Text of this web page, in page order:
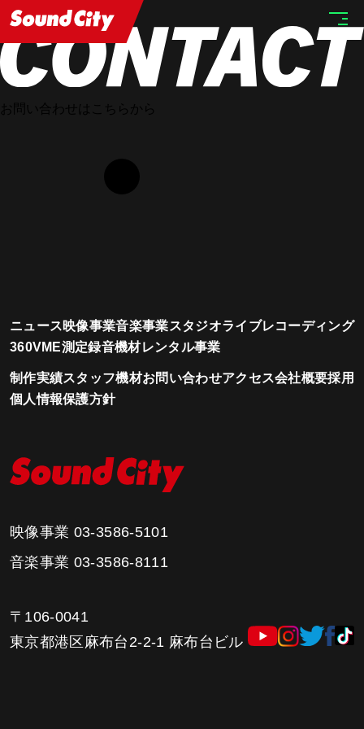
STAFF
ニュース映像事業音楽事業スタジオライブレコーディング
360VME測定録音機材レンタル事業
制作実績スタッフ機材お問い合わせアクセス会社概要採用
個人情報保護方針
映像事業 03-3586-5101
音楽事業 03-3586-8111
〒106-0041
東京都港区麻布台2-2-1 麻布台ビル